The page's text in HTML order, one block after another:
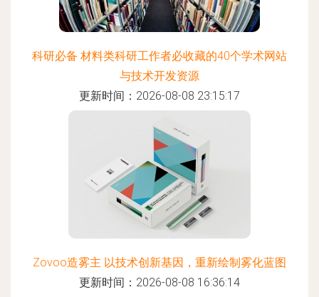
科研必备 材料类科研工作者必收藏的40个学术网站
与技术开发资源
更新时间：2026-08-08 23:15:17
Zovoo造雾主 以技术创新基因，重新绘制雾化蓝图
更新时间：2026-08-08 16:36:14